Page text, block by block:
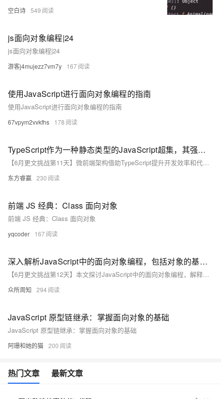
空白诗 549
js面向对象编程|24
js面向对象编程|24
游客j4mujezz7vm7y 167
使用JavaScript进行面向对象编程的指南
使用JavaScript进行面向对象编程的指南
67vpym2vvkfhs 178
TypeScript作为一种静态类型的JavaScript超集，其强大的类型系统和面向对象编程特性为微前端架构的实现提供了有力的支持
【6月更文挑战第11天】微前端架构借助TypeScript提升开发效率和代码可靠性。 TypeScript提供类型安全，防止微前端间通信出错；智能提示和自动补全加速跨代码库开发；重构支持简化代码更新。通过定义公共接口确保一致性，用TypeScript编写微前端以保证质量。集成到构建流程确保顺利构建打包。在微前端场景中，TypeScript是强有力的语言选择。
东方睿赢 230
前端 JS 经典：Class 面向对象
前端 JS 经典：Class 面向对象
yqcoder 167
深入解析JavaScript中的面向对象编程，包括对象的基本概念、创建对象的方法、继承机制以及面向对象编程的优势
【6月更文挑战第12天】本文探讨JavaScript中的面向对象编程，解释了对象的基本概念，如属性和方法，以及基于原型的结构。介绍了创建对象的四种方法：字面量、构造函数、Object.create()和ES6的class关键字。还阐述了继承机制，包括原型链和ES6的class继承，并强调了面向对象编程的代码复用和模块化优势。
众所周知 294
JavaScript 原型链继承：掌握面向对象的基础
JavaScript 原型链继承：掌握面向对象的基础
阿珊和她的猫 200
热门文章 最新文章